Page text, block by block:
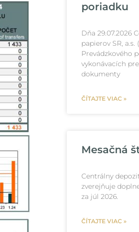
poriadku
Dňa 29.07.2026
papierov SR,
Prevádzkového
vykonávacích
dokumenty
ČÍTAJTE VIAC »
Mesačná
Centrálny
zverejňuje
za júl 2026.
ČÍTAJTE VIAC »